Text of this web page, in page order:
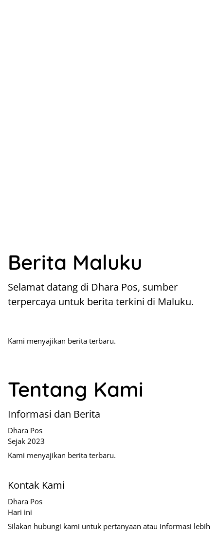
Berita Maluku
Selamat datang di Dhara Pos, sumber
terpercaya untuk berita terkini di Maluku.
Kami menyajikan berita terbaru.
Tentang Kami
Informasi dan Berita
Dhara Pos
Sejak 2023
Kami menyajikan berita terbaru.
Kontak Kami
Dhara Pos
Hari ini
Silakan hubungi kami untuk pertanyaan atau informasi lebih